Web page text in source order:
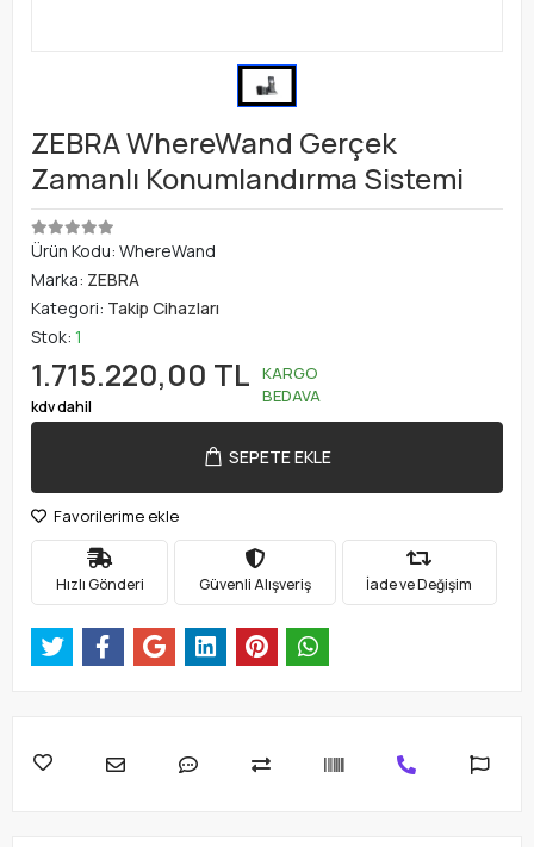
ZEBRA WhereWand Gerçek
Zamanlı Konumlandırma Sistemi
Ürün Kodu: WhereWand
Marka: ZEBRA
Kategori: Takip Cihazları
Stok: 1
1.715.220,00 TL
kdv dahil
KARGO
BEDAVA
SEPETE EKLE
Favorilerime ekle
Hızlı Gönderi Güvenli Alışveriş İade ve Değişim